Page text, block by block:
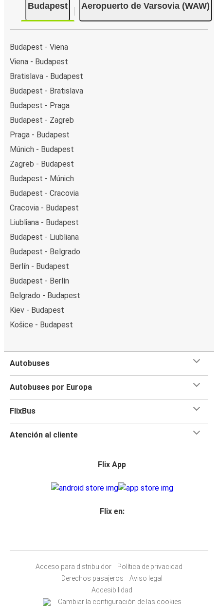
Budapest Aeropuerto de Varsovia (WAW)
Budapest - Viena
Viena - Budapest
Bratislava - Budapest
Budapest - Bratislava
Budapest - Praga
Budapest - Zagreb
Praga - Budapest
Múnich - Budapest
Zagreb - Budapest
Budapest - Múnich
Budapest - Cracovia
Cracovia - Budapest
Liubliana - Budapest
Budapest - Liubliana
Budapest - Belgrado
Berlín - Budapest
Budapest - Berlín
Belgrado - Budapest
Kiev - Budapest
Košice - Budapest
Autobuses
Autobuses por Europa
FlixBus
Atención al cliente
Flix App
Flix en:
Acceso para distribuidor
Política de privacidad
Derechos pasajeros
Aviso legal
Accesibilidad
Cambiar la configuración de las cookies